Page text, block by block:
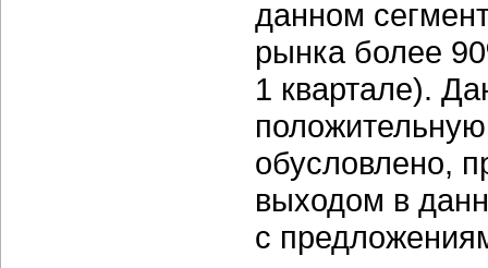
данном
рынка более
1 квартале).
обусловлено,
выходом в
с